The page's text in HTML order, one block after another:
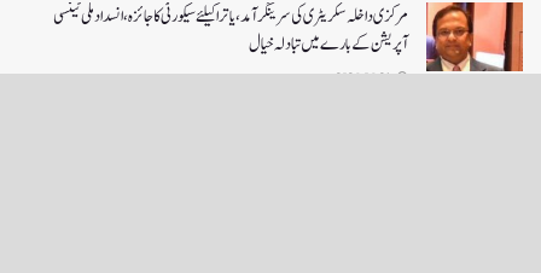
مرکزی داخلہ سکریٹری کی سرینگر آمد ،یاترا کیلئے سیکورٹی کا جائزہ ،انسداد ملی ٹینسی
آپریشن کے بارے میں تبادلہ خیال
2026-06-21